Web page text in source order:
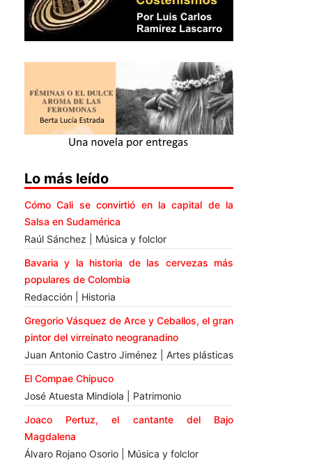
Lo más leído
Cómo Cali se convirtió en la capital de la
Salsa en Sudamérica
Raúl Sánchez | Música y folclor
Bavaria y la historia de las cervezas más
populares de Colombia
Redacción | Historia
Gregorio Vásquez de Arce y Ceballos, el gran
pintor del virreinato neogranadino
Juan Antonio Castro Jiménez | Artes plásticas
El Compae Chipuco
José Atuesta Mindiola | Patrimonio
Joaco Pertuz, el cantante del Bajo
Magdalena
Álvaro Rojano Osorio | Música y folclor